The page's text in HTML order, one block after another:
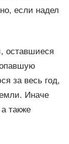
если надел
оставшиеся
за весь год,
Иначе
также